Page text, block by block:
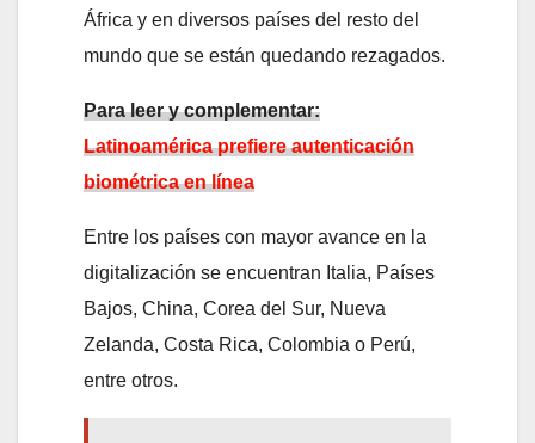
África y en diversos países del resto del
mundo que se están quedando rezagados.
Para leer y complementar:
Latinoamérica prefiere autenticación
biométrica en línea
Entre los países con mayor avance en la
digitalización se encuentran Italia, Países
Bajos, China, Corea del Sur, Nueva
Zelanda, Costa Rica, Colombia o Perú,
entre otros.